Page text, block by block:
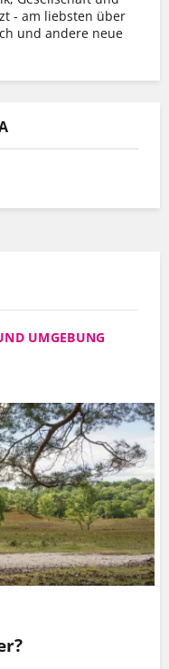
- am liebsten über
und andere neue
eine
einen
wie er ist.
UMGEBUNG